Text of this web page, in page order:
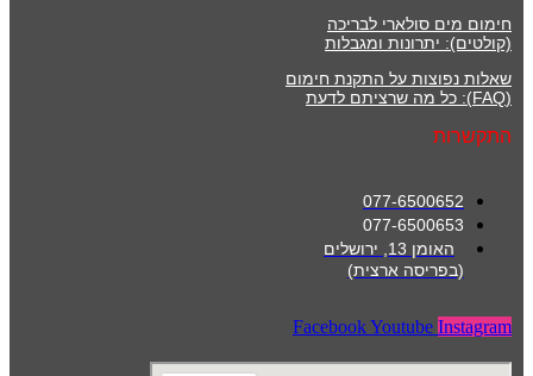
חימום מים סולארי לבריכה
(קולטים): יתרונות ומגבלות
שאלות נפוצות על התקנת חימום
(FAQ): כל מה שרציתם לדעת
התקשרות
077-6500652
077-6500653
האומן 13, ירושלים
(בפריסה ארצית)
FacebookYoutube Instagram